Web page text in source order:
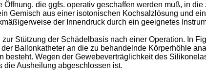
die ggfs. operativ geschaffen werden muß, in
Gemisch aus einer isotonischen Kochsalzlösung und
der Innendruck durch ein geeignetes
Stützung der Schädelbasis nach einer Operation. In
Ballonkatheter an die zu behandelnde Körperhöhle
Wegen der Gewebeverträglichkeit des
die Ausheilung abgeschlossen ist.